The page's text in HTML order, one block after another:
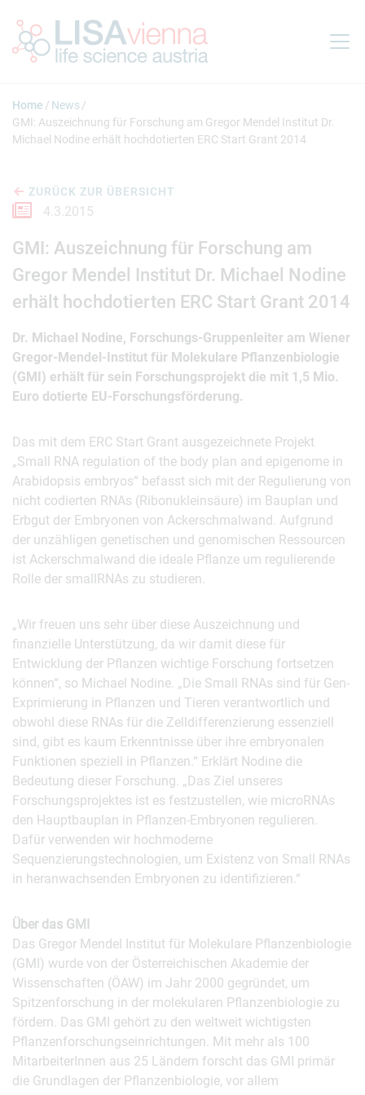
Home
News
GMI: Auszeichnung für Forschung am Gregor Mendel Institut Dr.
Michael Nodine erhält hochdotierten ERC Start Grant 2014
ZURÜCK ZUR ÜBERSICHT
4.3.2015
GMI: Auszeichnung für Forschung am
Gregor Mendel Institut Dr. Michael Nodine
erhält hochdotierten ERC Start Grant 2014
Dr. Michael Nodine, Forschungs-Gruppenleiter am Wiener
Gregor-Mendel-Institut für Molekulare Pflanzenbiologie
(GMI) erhält für sein Forschungsprojekt die mit 1,5 Mio.
Euro dotierte EU-Forschungsförderung.
Das mit dem ERC Start Grant ausgezeichnete Projekt
„Small RNA regulation of the body plan and epigenome in
Arabidopsis embryos“ befasst sich mit der Regulierung von
nicht codierten RNAs (Ribonukleinsäure) im Bauplan und
Erbgut der Embryonen von Ackerschmalwand. Aufgrund
der unzähligen genetischen und genomischen Ressourcen
ist Ackerschmalwand die ideale Pflanze um regulierende
Rolle der smallRNAs zu studieren.
„Wir freuen uns sehr über diese Auszeichnung und
finanzielle Unterstützung, da wir damit diese für
Entwicklung der Pflanzen wichtige Forschung fortsetzen
können“, so Michael Nodine. „Die Small RNAs sind für Gen-
Exprimierung in Pflanzen und Tieren verantwortlich und
obwohl diese RNAs für die Zelldifferenzierung essenziell
sind, gibt es kaum Erkenntnisse über ihre embryonalen
Funktionen speziell in Pflanzen.“ Erklärt Nodine die
Bedeutung dieser Forschung. „Das Ziel unseres
Forschungsprojektes ist es festzustellen, wie microRNAs
den Hauptbauplan in Pflanzen-Embryonen regulieren.
Dafür verwenden wir hochmoderne
Sequenzierungstechnologien, um Existenz von Small RNAs
in heranwachsenden Embryonen zu identifizieren.“
Über das GMI
Das Gregor Mendel Institut für Molekulare Pflanzenbiologie
(GMI) wurde von der Österreichischen Akademie der
Wissenschaften (ÖAW) im Jahr 2000 gegründet, um
Spitzenforschung in der molekularen Pflanzenbiologie zu
fördern. Das GMI gehört zu den weltweit wichtigsten
Pflanzenforschungseinrichtungen. Mit mehr als 100
MitarbeiterInnen aus 25 Ländern forscht das GMI primär
die Grundlagen der Pflanzenbiologie, vor allem